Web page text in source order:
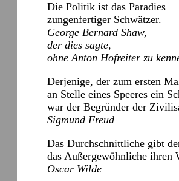
Die Politik ist das Paradies
zungenfertiger Schwätzer.
George Bernard Shaw,
der dies sagte,
ohne Anton Hofreiter zu
Derjenige, der zum ersten
an Stelle eines Speeres ein
war der Begründer der
Sigmund Freud
Das Durchschnittliche gibt
das Außergewöhnliche ihren
Oscar Wilde